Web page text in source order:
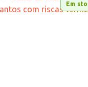
Em